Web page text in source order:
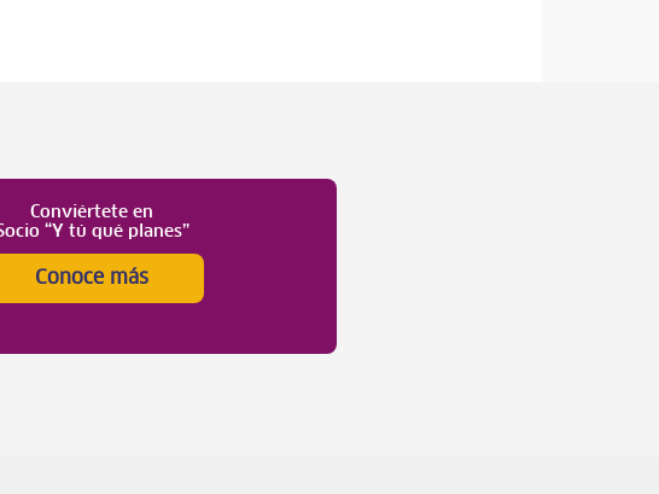
Conviértete en
“Y tú qué planes”
Conoce más